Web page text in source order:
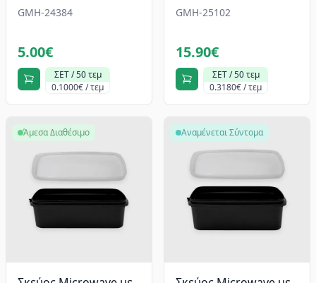
GMH-24384
5.00€
ΣΕΤ / 50 τεμ
0.1000€ / τεμ
GMH-25102
15.90€
ΣΕΤ / 50 τεμ
0.3180€ / τεμ
Άμεσα Διαθέσιμο Αναμένεται Σύντομα